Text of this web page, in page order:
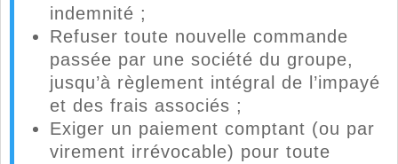
indemnité ;
Refuser toute nouvelle commande
passée par une société du groupe,
jusqu’à règlement intégral de l’impayé
et des frais associés ;
Exiger un paiement comptant (ou par
virement irrévocable) pour toute